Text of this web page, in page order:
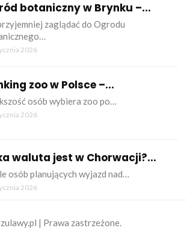
botaniczny w Brynku –...
zaglądać do Ogrodu
2026
zoo w Polsce –...
osób wybiera zoo po…
2026
waluta jest w Chorwacji?...
osób planujących wyjazd nad…
2026
| Prawa zastrzeżone.